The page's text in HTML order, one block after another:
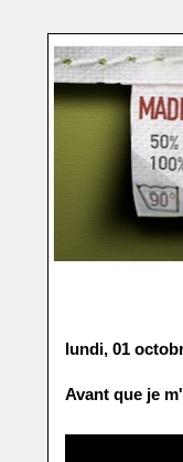
lundi, 01
Avant que je